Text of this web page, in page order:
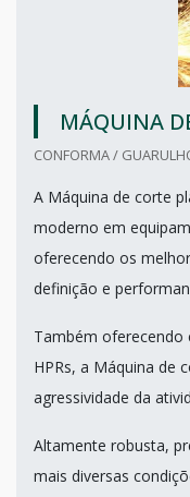
MÁQUINA
CONFORMA /
A Máquina de corte
moderno em
oferecendo os
definição e
Também
HPRs, a Máquina de
agressividade da
Altamente robusta,
mais diversas